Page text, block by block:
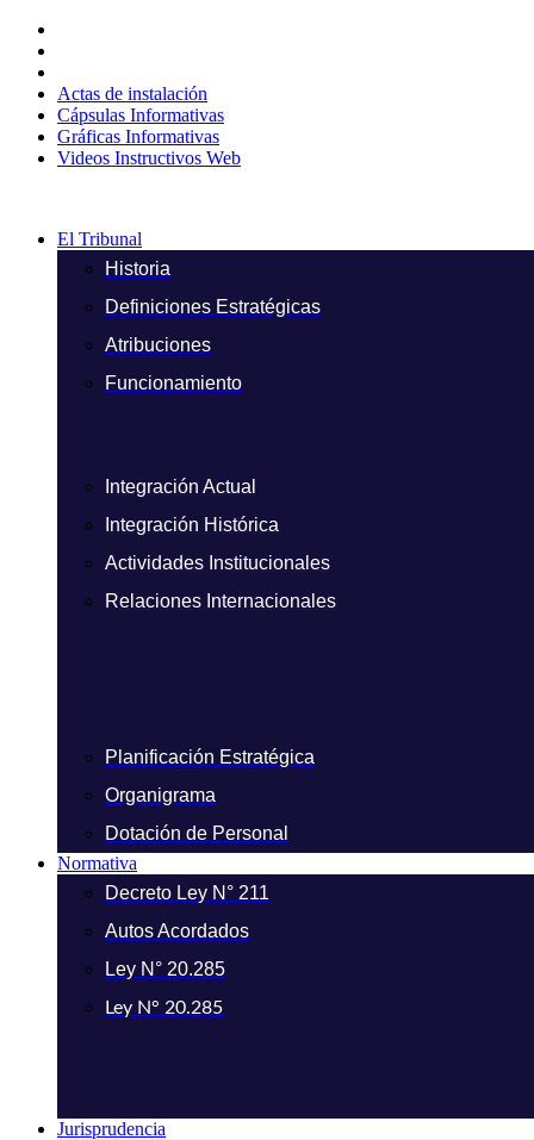
contenido
Actas de instalación
Cápsulas Informativas
Gráficas Informativas
Videos Instructivos Web
El Tribunal
Historia
Definiciones Estratégicas
Atribuciones
Funcionamiento
Integración Actual
Integración Histórica
Actividades Institucionales
Relaciones Internacionales
Planificación Estratégica
Organigrama
Dotación de Personal
Normativa
Decreto Ley N° 211
Autos Acordados
Ley N° 20.285
Ley N° 20.285
Jurisprudencia